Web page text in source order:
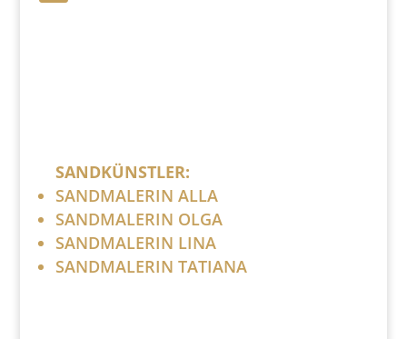
SANDKÜNSTLER:
SANDMALERIN ALLA
SANDMALERIN OLGA
SANDMALERIN LINA
SANDMALERIN TATIANA